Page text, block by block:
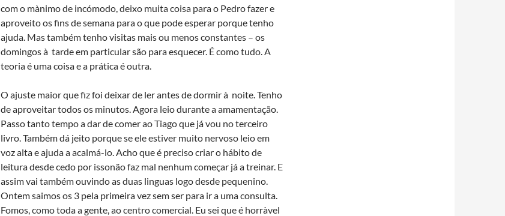
com o mà­nimo de incómodo, deixo muita coisa para o Pedro fazer e
aproveito os fins de semana para o que pode esperar porque tenho
ajuda. Mas também tenho visitas mais ou menos constantes – os
domingos à tarde em particular são para esquecer. É como tudo. A
teoria é uma coisa e a prática é outra.
O ajuste maior que fiz foi deixar de ler antes de dormir à noite. Tenho
de aproveitar todos os minutos. Agora leio durante a amamentação.
Passo tanto tempo a dar de comer ao Tiago que já vou no terceiro
livro. Também dá jeito porque se ele estiver muito nervoso leio em
voz alta e ajuda a acalmá-lo. Acho que é preciso criar o hábito de
leitura desde cedo por issonão faz mal nenhum começar já a treinar. E
assim vai também ouvindo as duas linguas logo desde pequenino.
Ontem saimos os 3 pela primeira vez sem ser para ir a uma consulta.
Fomos, como toda a gente, ao centro comercial. Eu sei que é horrà­vel